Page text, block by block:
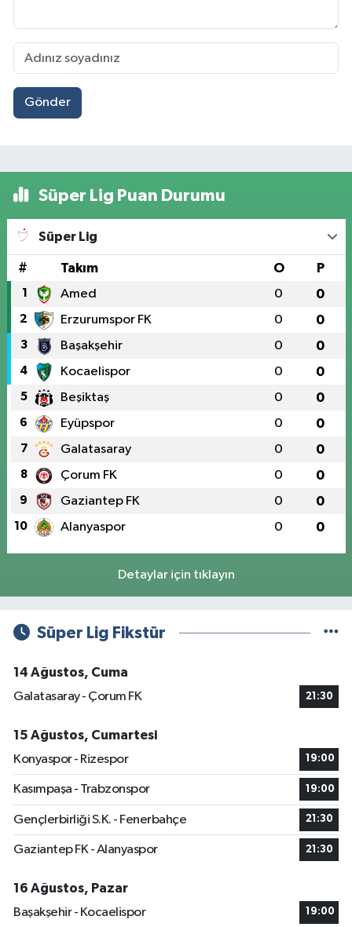
Gönder
Süper Lig Puan Durumu
Süper Lig
# Takım O P
1 Amed 0 0
2 Erzurumspor FK 0 0
3 Başakşehir 0 0
4 Kocaelispor 0 0
5 Beşiktaş 0 0
6 Eyüpspor 0 0
7 Galatasaray 0 0
8 Çorum FK 0 0
9 Gaziantep FK 0 0
10 Alanyaspor 0 0
Detaylar için tıklayın
Süper Lig Fikstür
14 Ağustos, Cuma
Galatasaray - Çorum FK
21:30
15 Ağustos, Cumartesi
Konyaspor - Rizespor
19:00
Kasımpaşa - Trabzonspor 19:00
Gençlerbirliği S.K. - Fenerbahçe 21:30
Gaziantep FK - Alanyaspor 21:30
16 Ağustos, Pazar
Başakşehir - Kocaelispor
19:00